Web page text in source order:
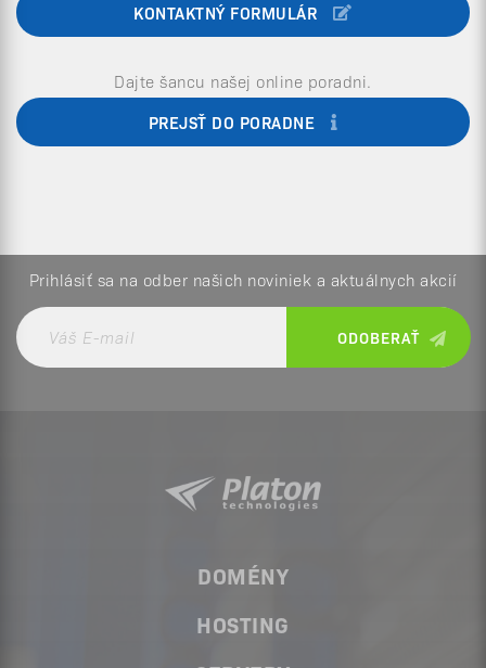
KONTAKTNÝ FORMULÁR
Dajte šancu našej online poradni.
PREJSŤ DO PORADNE
Prihlásiť sa na odber našich noviniek a aktuálnych akcií
DOMÉNY
HOSTING